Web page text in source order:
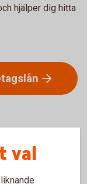
hjälper dig hitta
val